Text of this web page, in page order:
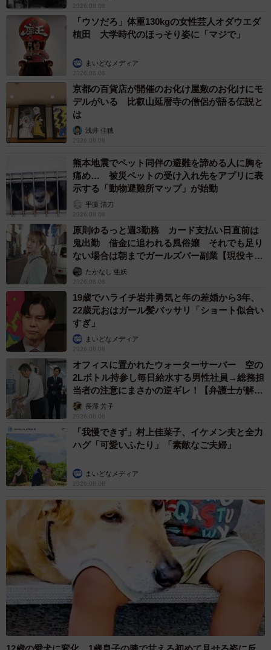
2026.08.08
「ウソだろ」体重130kgの女性芸人オダウエダ
植田 大学時代のほっそり姿に「マジで」
まいどなメディア
2026.08.08
京都の百貨店が開催のお化け屋敷のお化けにモ
デルがいる 比叡山延暦寺の僧侶が語る伝説と
は
浅井 佳穂
2026.08.08
熊本地震でペット同伴の避難を諦める人に胸を
痛め… 被災ペットの受け入れ先をアプリに表
示する「動物避難所マップ」が始動
平藤 清刀
2026.08.08
原則ゆるっと週3勤務 カード支払い日直前は
鬼出勤 借金に追われる風俗嬢 それでも足り
ない場合は朝までガールズバー副業【現役キャ
ストに取材】
たかなし 亜妖
2026.08.08
19歳でハライチ岩井勇気と年の差婚から3年、
22歳元おはガール髪バッサリ「ショート似合い
すぎ」
まいどなメディア
2026.08.08
オフィスに置かれたウォーターサーバー 空の
2Lボトル持参し毎日給水する男性社員→総務担
当者の注意にまさかの逆ギレ！【弁護士が解
説】長澤 芳子
2026.08.08
「我慢できず」村上佳菜子、イケメン夫と全力
ハグ「可愛いふたり」「素敵なご夫婦」
まいどなメディア
2026.08.08